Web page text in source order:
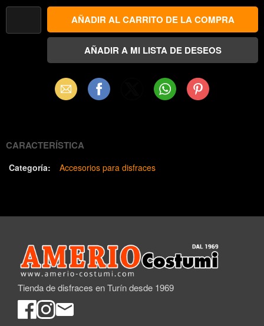
Email Facebook WhatsAppPinterest
CARACTERÍSTICA
Categoría: Accesorios para disfraces
Tienda de disfraces en Turín desde 1969